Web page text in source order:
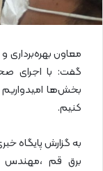
معاون
گفت: با اجرای
بخش‌ها امیدواریم
کنیم.
به گزارش پایگاه
برق قم ،مهندس